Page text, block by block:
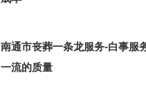
南通市丧葬一条龙服务-白事服
一流的质量